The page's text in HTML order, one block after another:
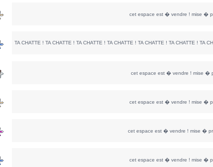
cet espace est � vendre ! mise �
TA CHATTE ! TA CHATTE ! TA CHATTE ! TA CHATTE ! TA CHATTE ! TA CHATTE ! TA
cet espace est � vendre ! mise
cet espace est � vendre ! mise �
cet espace est � vendre ! mise �
cet espace est � vendre ! mise �